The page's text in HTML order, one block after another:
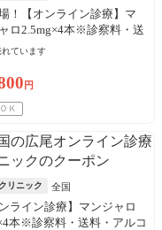
！【オンライン診療】マ
ロ2.5mg×4本※診察料・送
ルコール綿込／リピート
ています
円
Ｋ
リニック 全国
ンライン診療】マンジャロ
本※診察料・送料・アルコ